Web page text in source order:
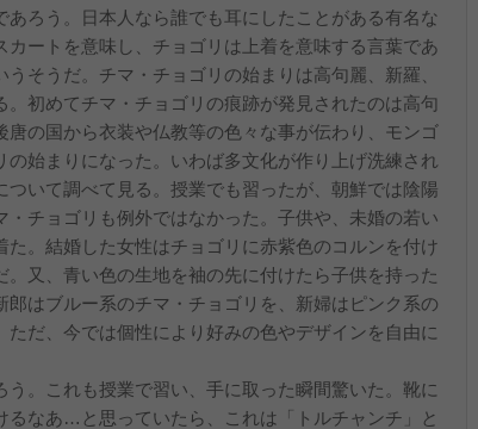
ろう。日本人なら誰でも耳にしたことがある有名な
ートを意味し、チョゴリは上着を意味する言葉であ
そうだ。チマ・チョゴリの始まりは高句麗、新羅、
初めてチマ・チョゴリの痕跡が発見されたのは高句
の国から衣装や仏教等の色々な事が伝わり、モンゴ
始まりになった。いわば多文化が作り上げ洗練され
いて調べて見る。授業でも習ったが、朝鮮では陰陽
チョゴリも例外ではなかった。子供や、未婚の若い
。結婚した女性はチョゴリに赤紫色のコルンを付け
又、青い色の生地を袖の先に付けたら子供を持った
はブルー系のチマ・チョゴリを、新婦はピンク系の
だ、今では個性により好みの色やデザインを自由に
。これも授業で習い、手に取った瞬間驚いた。靴に
るなあ…と思っていたら、これは「トルチャンチ」と